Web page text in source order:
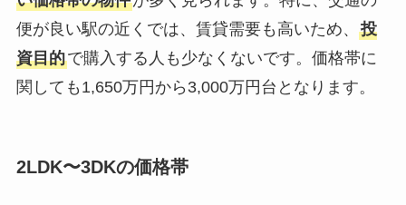
便が良い駅の近くでは、賃貸需要も高いため、 投
資目的で購入する人も少なくないです。価格帯に
関しても1,650万円から3,000万円台となります。
2LDK〜3DKの価格帯